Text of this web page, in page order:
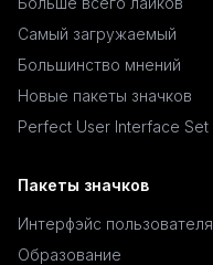
Самый загружаемый
Большинство мнений
Новые пакеты значков
Perfect User Interface Set
Пакеты значков
Интерфэйс пользователя
Образование